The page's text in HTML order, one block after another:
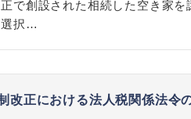
で創設された相続した空き家
選択…
改正における法人税関係法令